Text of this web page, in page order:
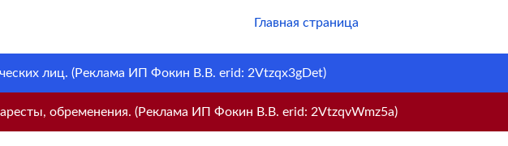
Главная страница
лиц. (Реклама ИП Фокин В.В. erid: 2Vtzqx3gDet)
обременения. (Реклама ИП Фокин В.В. erid: 2VtzqvWmz5a)